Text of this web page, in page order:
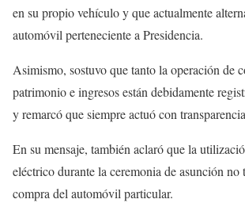
en su propio vehículo y que actualmente
automóvil perteneciente a Presidencia.
Asimismo, sostuvo que tanto la operación de
patrimonio e ingresos están debidamente
y remarcó que siempre actuó con
En su mensaje, también aclaró que la
eléctrico durante la ceremonia de asunción
compra del automóvil particular.